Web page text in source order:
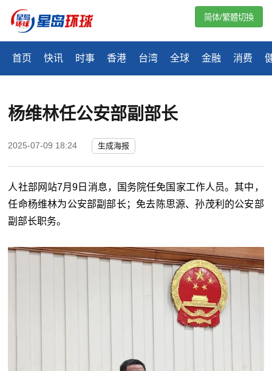
首页 快讯 时事 香港 台湾 全球 金融 消费
简体/繁體切換
杨维林任公安部副部长
2025-07-09 18:24 生成海报
人社部网站7月9日消息，国务院任免国家工作人员。其中，
任命杨维林为公安部副部长；免去陈思源、孙茂利的公安部
副部长职务。